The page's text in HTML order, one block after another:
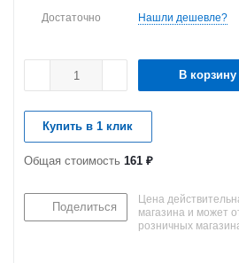
Достаточно Нашли дешевле?
В корзину
Купить в 1 клик
Общая стоимость 161 ₽
Поделиться
Цена
магазина и может
розничных